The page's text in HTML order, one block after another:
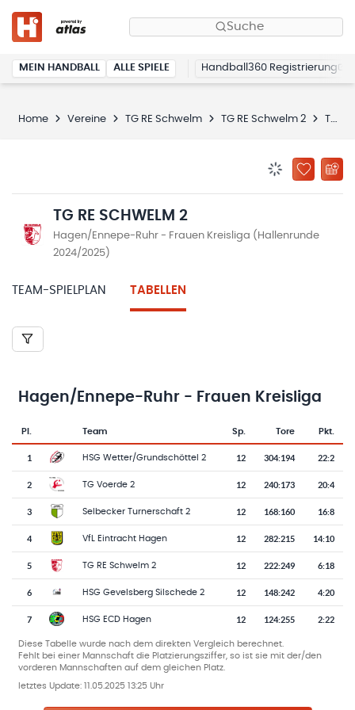
Suche
MEIN HANDBALL ALLE SPIELE Handball360 Registrierung
Home Vereine TG RE Schwelm TG RE Schwelm 2 Tabellen
ZU
TG RE SCHWELM 2
Hagen/Ennepe-Ruhr - Frauen Kreisliga (Hallenrunde
2024/2025)
TEAM-SPIELPLAN TABELLEN
Hagen/Ennepe-Ruhr - Frauen Kreisliga
Tabelle mit Vereinsplatzierungen, Spielen, Toren und Punkten
Pl.
Team-Logo
Team Sp. Tore Pkt.
1 HSG Wetter/Grundschöttel 2 12 304:194 22:2
2 TG Voerde 2 12 240:173 20:4
3 Selbecker Turnerschaft 2 12 168:160 16:8
4 VfL Eintracht Hagen 12 282:215 14:10
5 TG RE Schwelm 2 12 222:249 6:18
6 HSG Gevelsberg Silschede 2 12 148:242 4:20
7 HSG ECD Hagen 12 124:255 2:22
Diese Tabelle wurde nach dem direkten Vergleich berechnet.
Fehlt bei einer Mannschaft die Platzierungsziffer, so ist sie mit der/den
vorderen Mannschaften auf dem gleichen Platz.
letztes Update: 11.05.2025 13:25 Uhr